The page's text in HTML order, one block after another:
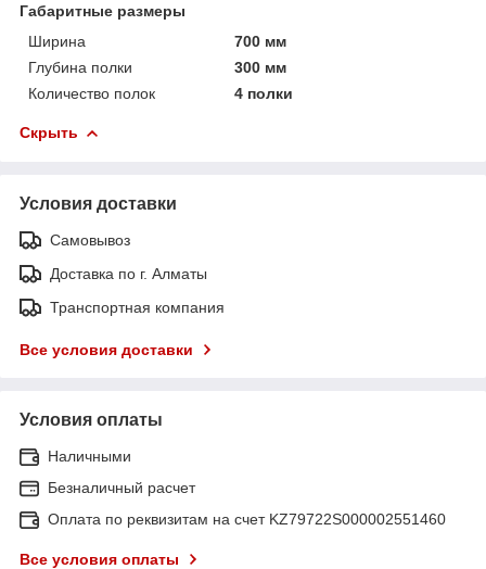
Габаритные размеры
Ширина
700 мм
Глубина полки
300 мм
Количество полок
4 полки
Скрыть
Условия доставки
Самовывоз
Доставка по г. Алматы
Транспортная компания
Все условия доставки
Условия оплаты
Наличными
Безналичный расчет
Оплата по реквизитам на счет KZ79722S000002551460
Все условия оплаты